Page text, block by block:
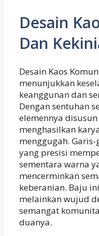
Desain
Dan
Desain Kaos
menunjukkan
keanggunan dan
Dengan sentuhan
elemennya
menghasilkan
menggugah.
yang presisi
sementara warna
mencerminkan
keberanian. Baju
melainkan wujud
semangat
duanya.